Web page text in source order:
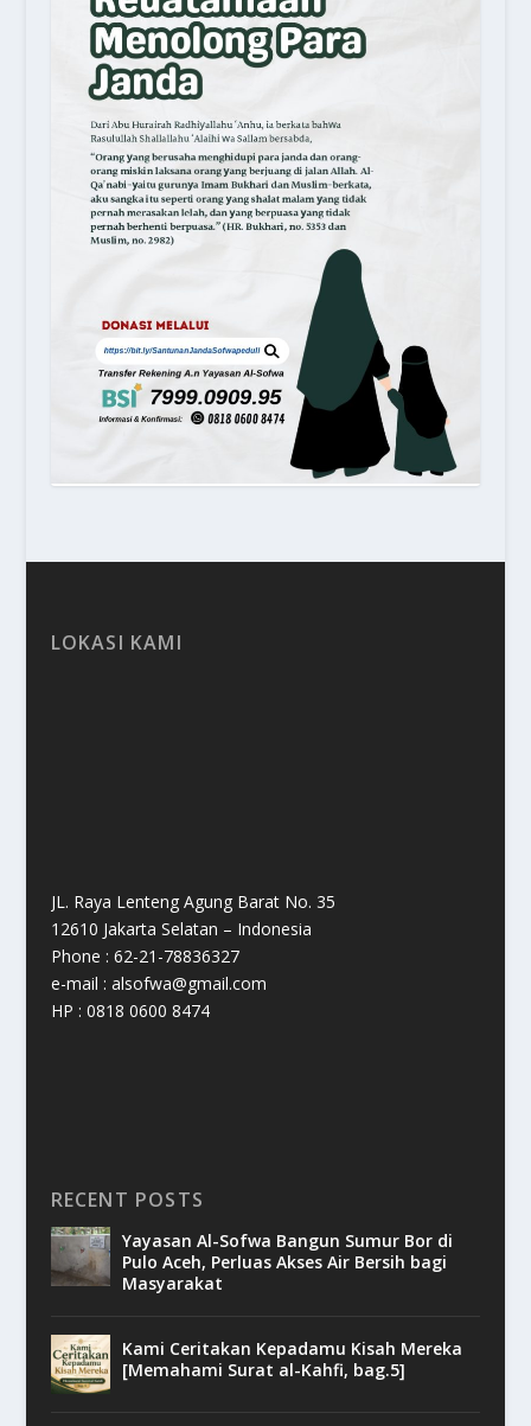
LOKASI KAMI
JL. Raya Lenteng Agung Barat No. 35
12610 Jakarta Selatan – Indonesia
Phone : 62-21-78836327
e-mail : alsofwa@gmail.com
HP : 0818 0600 8474
RECENT POSTS
Yayasan Al-Sofwa Bangun Sumur Bor di
Pulo Aceh, Perluas Akses Air Bersih bagi
Masyarakat
Kami Ceritakan Kepadamu Kisah Mereka
[Memahami Surat al-Kahfi, bag.5]